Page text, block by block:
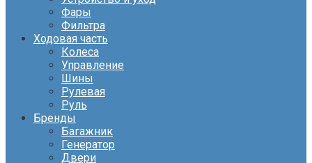
Фары
Фильтра
Ходовая часть
Колеса
Управление
Шины
Рулевая
Руль
Бренды
Багажник
Генератор
Двери